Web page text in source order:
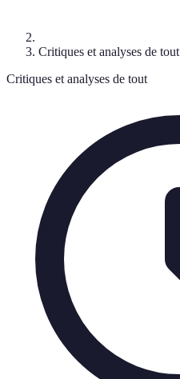
Critiques et analyses de tout
Critiques et analyses de tout